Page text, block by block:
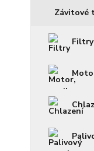
Závitové
Filtry